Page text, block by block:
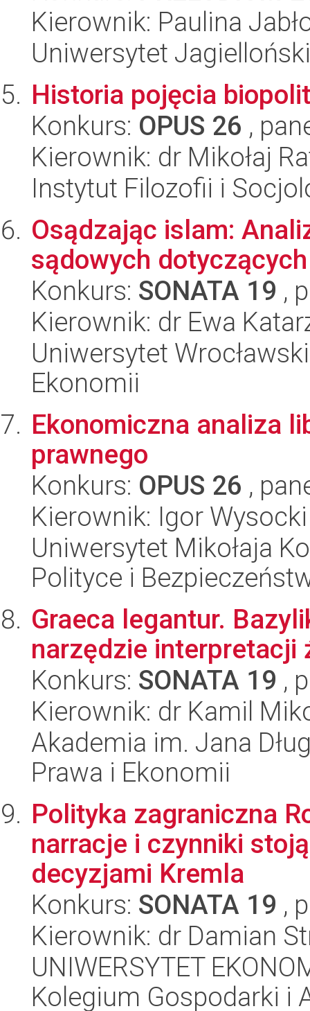
Kierownik: Paulina
Uniwersytet Jagielloński
Historia pojęcia
Konkurs: OPUS 26 ,
Kierownik: dr Mikołaj
Instytut Filozofii i
Osądzając islam:
sądowych
Konkurs: SONATA 19 ,
Kierownik: dr Ewa
Uniwersytet
Ekonomii
Ekonomiczna analiza
prawnego
Konkurs: OPUS 26 ,
Kierownik: Igor Wysocki
Uniwersytet Mikołaja
Polityce i
Graeca legantur.
narzędzie interpretacji
Konkurs: SONATA 19 ,
Kierownik: dr Kamil
Akademia im. Jana
Prawa i Ekonomii
Polityka zagraniczna
narracje i czynniki
decyzjami Kremla
Konkurs: SONATA 19 ,
Kierownik: dr Damian
UNIWERSYTET
Kolegium Gospodarki i